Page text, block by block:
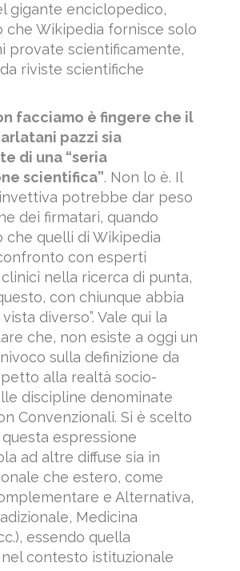
gigante enciclopedico,
che Wikipedia fornisce solo
provate scientificamente,
riviste scientifiche
facciamo è fingere che il
pazzi sia
di una “seria
scientifica”. Non lo è. Il
potrebbe dar peso
dei firmatari, quando
che quelli di Wikipedia
con esperti
nella ricerca di punta,
con chiunque abbia
diverso”. Vale qui la
che, non esiste a oggi un
sulla definizione da
alla realtà socio-
discipline denominate
Convenzionali. Si è scelto
espressione
ad altre diffuse sia in
che estero, come
e Alternativa,
Medicina
essendo quella
contesto istituzionale